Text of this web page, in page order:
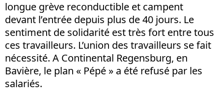
longue grève reconductible et campent
devant l’entrée depuis plus de 40 jours. Le
sentiment de solidarité est très fort entre tous
ces travailleurs. L’union des travailleurs se fait
nécessité. A Continental Regensburg, en
Bavière, le plan « Pépé » a été refusé par les
salariés.